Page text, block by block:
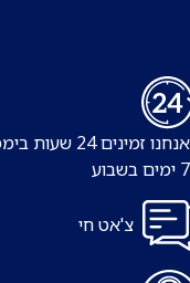
אנחנו זמינים 24 שעות ביממה,
7 ימים בשבוע
צ'אט חי